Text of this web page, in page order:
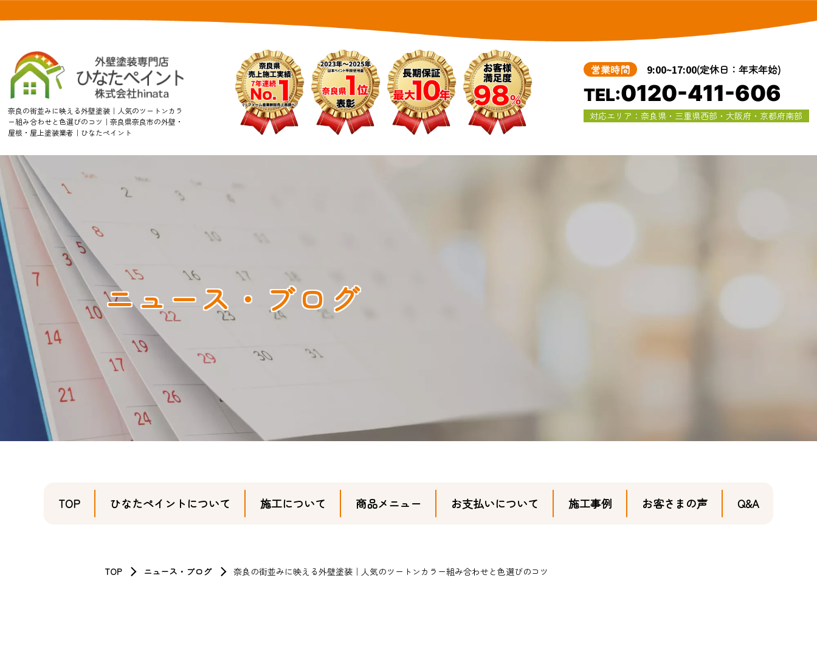
奈良の街並みに映える外壁塗装｜人気のツートンカラ
ー組み合わせと色選びのコツ｜奈良県奈良市の外壁・
屋根・屋上塗装業者｜ひなたペイント
営業時間 9:00~17:00(定休日：年末年始)
TEL:0120-411-606
対応エリア：奈良県・三重県西部・大阪府・京都府南部
ニュース・ブログ
TOP ひなたペイントについて 施工について 商品メニュー お支払いについて 施工事例 お客さまの声 Q&A
TOP ニュース・ブログ 奈良の街並みに映える外壁塗装｜人気のツートンカラー組み合わせと色選びのコツ